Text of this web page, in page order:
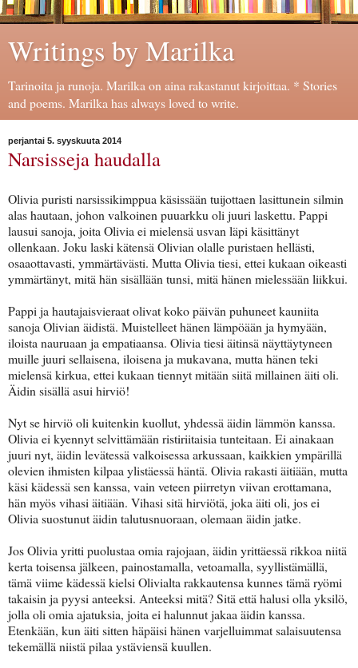
Writings by Marilka
Tarinoita ja runoja. Marilka on aina rakastanut kirjoittaa. * Stories
and poems. Marilka has always loved to write.
perjantai 5. syyskuuta 2014
Narsisseja haudalla
Olivia puristi narsissikimppua käsissään tuijottaen lasittunein silmin
alas hautaan, johon valkoinen puuarkku oli juuri laskettu. Pappi
lausui sanoja, joita Olivia ei mielensä usvan läpi käsittänyt
ollenkaan. Joku laski kätensä Olivian olalle puristaen hellästi,
osaaottavasti, ymmärtävästi. Mutta Olivia tiesi, ettei kukaan oikeasti
ymmärtänyt, mitä hän sisällään tunsi, mitä hänen mielessään liikkui.
Pappi ja hautajaisvieraat olivat koko päivän puhuneet kauniita
sanoja Olivian äidistä. Muistelleet hänen lämpöään ja hymyään,
iloista nauruaan ja empatiaansa. Olivia tiesi äitinsä näyttäytyneen
muille juuri sellaisena, iloisena ja mukavana, mutta hänen teki
mielensä kirkua, ettei kukaan tiennyt mitään siitä millainen äiti oli.
Äidin sisällä asui hirviö!
Nyt se hirviö oli kuitenkin kuollut, yhdessä äidin lämmön kanssa.
Olivia ei kyennyt selvittämään ristiriitaisia tunteitaan. Ei ainakaan
juuri nyt, äidin levätessä valkoisessa arkussaan, kaikkien ympärillä
olevien ihmisten kilpaa ylistäessä häntä. Olivia rakasti äitiään, mutta
käsi kädessä sen kanssa, vain veteen piirretyn viivan erottamana,
hän myös vihasi äitiään. Vihasi sitä hirviötä, joka äiti oli, jos ei
Olivia suostunut äidin talutusnuoraan, olemaan äidin jatke.
Jos Olivia yritti puolustaa omia rajojaan, äidin yrittäessä rikkoa niitä
kerta toisensa jälkeen, painostamalla, vetoamalla, syyllistämällä,
tämä viime kädessä kielsi Olivialta rakkautensa kunnes tämä ryömi
takaisin ja pyysi anteeksi. Anteeksi mitä? Sitä että halusi olla yksilö,
jolla oli omia ajatuksia, joita ei halunnut jakaa äidin kanssa.
Etenkään, kun äiti sitten häpäisi hänen varjelluimmat salaisuutensa
tekemällä niistä pilaa ystäviensä kuullen.